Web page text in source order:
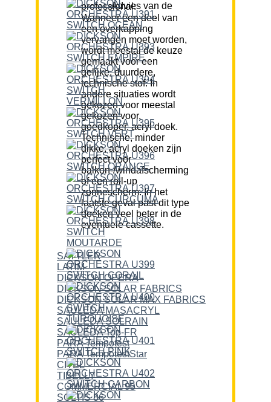
Advies van de professional:
Wanneer een deel van
een overkapping
vervangen moet worden,
wordt meestal de keuze
gemaakt voor een
gelijke, duurdere,
technische stof. In
andere situaties wordt
gekozen voor meestal
gekozen voor,
goedkoper, acryl doek.
Technische, minder
dikke, acryl doeken zijn
perfect voor
balkon-/windafscherming
of een roll-up
zonnescherm. In het
laatste geval past dit type
doeken veel beter in de
eventuele cassette.
SATTLER
LATIM
DICKSON OPERA
DICKSON SOLAR FABRICS
DICKSON SOLAR MAX FABRICS
SAULEDA MASACRYL
SAULEDA SOLRAIN
SAULEDA Top-FR
PARA Tempotest
PARA TempotestStar
CITEL
TIBELLY
COMMERCIAL 95
SOLTIS 86